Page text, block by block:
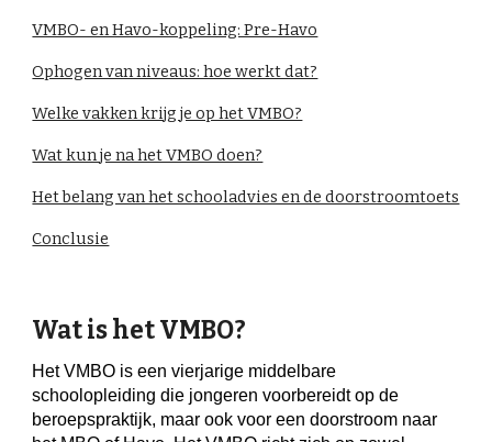
VMBO- en Havo-koppeling: Pre-Havo
Ophogen van niveaus: hoe werkt dat?
Welke vakken krijg je op het VMBO?
Wat kun je na het VMBO doen?
Het belang van het schooladvies en de doorstroomtoets
Conclusie
Wat is het VMBO?
Het VMBO is een vierjarige middelbare
schoolopleiding die jongeren voorbereidt op de
beroepspraktijk, maar ook voor een doorstroom naar